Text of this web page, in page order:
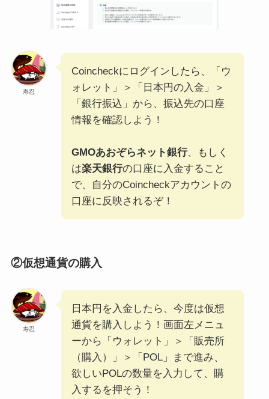
寿忍
Coincheckにログインしたら、「ウ
ォレット」＞「日本円の入金」＞
「銀行振込」から、振込先の口座
情報を確認しよう！
GMOあおぞらネット銀行、もしく
は楽天銀行の口座に入金すること
で、自分のCoincheckアカウントの
口座に反映されるぞ！
②仮想通貨の購入
寿忍
日本円を入金したら、今度は仮想
通貨を購入しよう！画面左メニュ
ーから「ウォレット」＞「販売所
（購入）」＞「POL」まで進み、
欲しいPOLの数量を入力して、購
入するを押そう！